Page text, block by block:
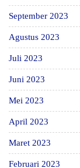
September 2023
Agustus 2023
Juli 2023
Juni 2023
Mei 2023
April 2023
Maret 2023
Februari 2023